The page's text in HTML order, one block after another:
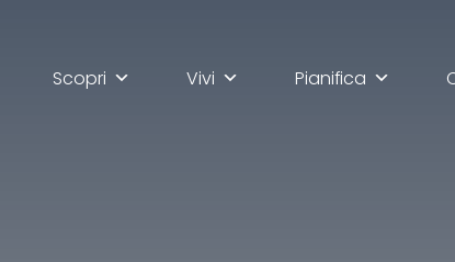
Scopri Vivi Pianifica